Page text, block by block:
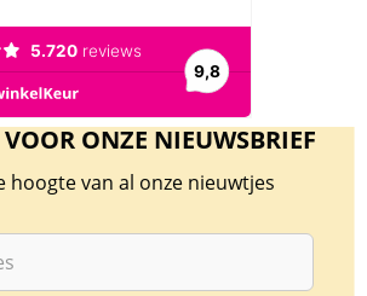
ONZE NIEUWSBRIEF
hoogte van al onze nieuwtjes